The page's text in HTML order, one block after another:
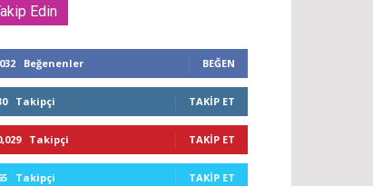
Edin
Beğenenler BEĞEN
Takipçi TAKIP ET
Takipçi TAKIP ET
Takipçi TAKIP ET